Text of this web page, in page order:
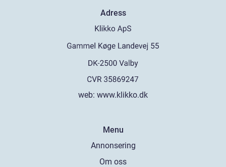
Adress
web: www.klikko.dk
Menu
Annonsering
Om oss